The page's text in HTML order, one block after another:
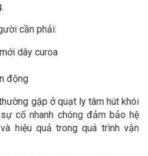
cần phải:
dây curoa
động
gặp ở quạt ly tâm hút khói
cố nhanh chóng đảm bảo hệ
hiệu quả trong quá trình vận